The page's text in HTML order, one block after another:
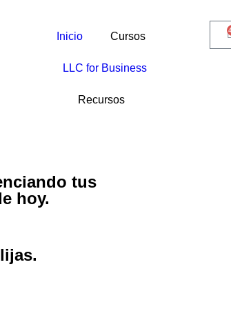
Inicio Cursos
LLC for Business
Recursos
tus
hoy.